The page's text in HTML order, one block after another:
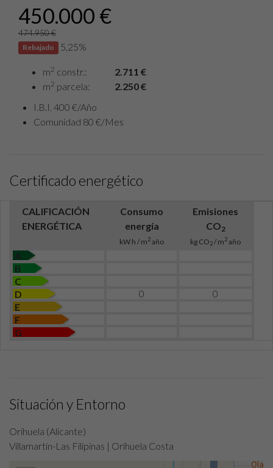
450.000 €
474.950 €
Rebajado 5,25%
m2 constr.:
2.711 €
m2 parcela:
2.250 €
I.B.I. 400 €/Año
Comunidad 80 €/Mes
Certificado energético
CALIFICACIÓN
ENERGÉTICA
Consumo
energía
kW h / m2año
Emisiones
CO2
kg CO2/ m2año
A
B
C
D
0
0
E
F
G
Situación y Entorno
Orihuela (Alicante)
Villamartín-Las Filipinas | Orihuela Costa